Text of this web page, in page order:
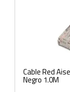
Cable Red
Negro 1.0M